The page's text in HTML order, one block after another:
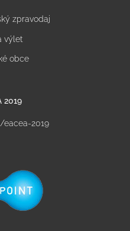
zpravodaj
výlet
obce
2019
eacea-2019